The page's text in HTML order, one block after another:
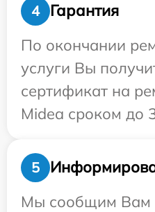
4
Гарантия
По окончании
услуги Вы
сертификат на
Midea сроком до
5
Мы сообщим Вам